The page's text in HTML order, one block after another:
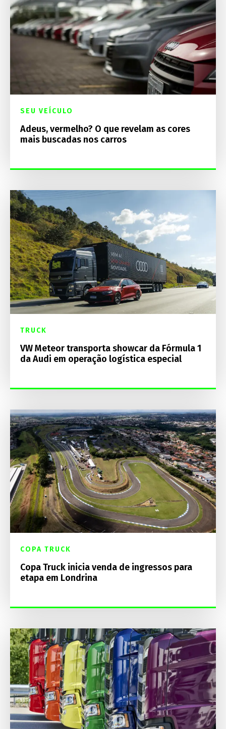
SEU VEÍCULO
Adeus, vermelho? O que revelam as cores
mais buscadas nos carros
TRUCK
VW Meteor transporta showcar da Fórmula 1
da Audi em operação logística especial
COPA TRUCK
Copa Truck inicia venda de ingressos para
etapa em Londrina